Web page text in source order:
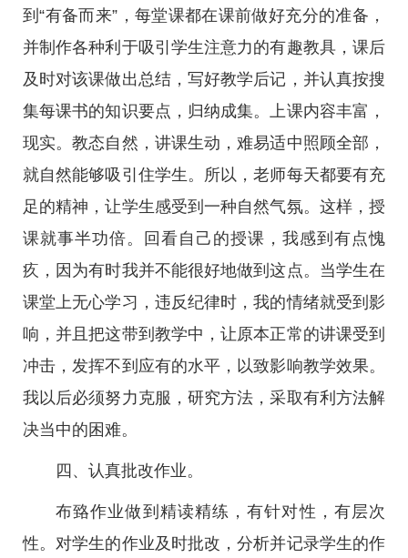
到“有备而来”，每堂课都在课前做好充分的准备，
并制作各种利于吸引学生注意力的有趣教具，课后
及时对该课做出总结，写好教学后记，并认真按搜
集每课书的知识要点，归纳成集。上课内容丰富，
现实。教态自然，讲课生动，难易适中照顾全部，
就自然能够吸引住学生。所以，老师每天都要有充
足的精神，让学生感受到一种自然气氛。这样，授
课就事半功倍。回看自己的授课，我感到有点愧
疚，因为有时我并不能很好地做到这点。当学生在
课堂上无心学习，违反纪律时，我的情绪就受到影
响，并且把这带到教学中，让原本正常的讲课受到
冲击，发挥不到应有的水平，以致影响教学效果。
我以后必须努力克服，研究方法，采取有利方法解
决当中的困难。
四、认真批改作业。
布臵作业做到精读精练，有针对性，有层次
性。对学生的作业及时批改，分析并记录学生的作